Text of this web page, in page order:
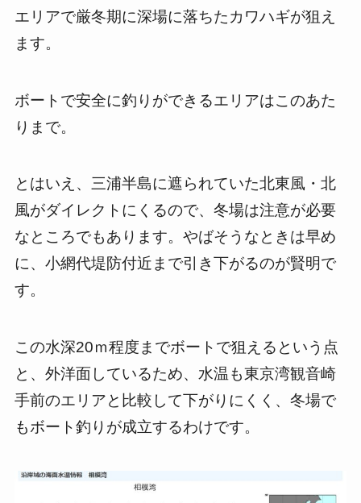
エリアで厳冬期に深場に落ちたカワハギが狙え
ます。
ボートで安全に釣りができるエリアはこのあた
りまで。
とはいえ、三浦半島に遮られていた北東風・北
風がダイレクトにくるので、冬場は注意が必要
なところでもあります。やばそうなときは早め
に、小網代堤防付近まで引き下がるのが賢明で
す。
この水深20ｍ程度までボートで狙えるという点
と、外洋面しているため、水温も東京湾観音崎
手前のエリアと比較して下がりにくく、冬場で
もボート釣りが成立するわけです。